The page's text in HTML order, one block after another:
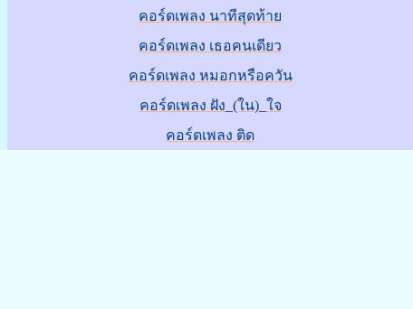
คอร์ดเพลง นาทีสุดท้าย
คอร์ดเพลง เธอคนเดียว
คอร์ดเพลง หมอกหรือควัน
คอร์ดเพลง ฝัง_(ใน)_ใจ
คอร์ดเพลง ติด